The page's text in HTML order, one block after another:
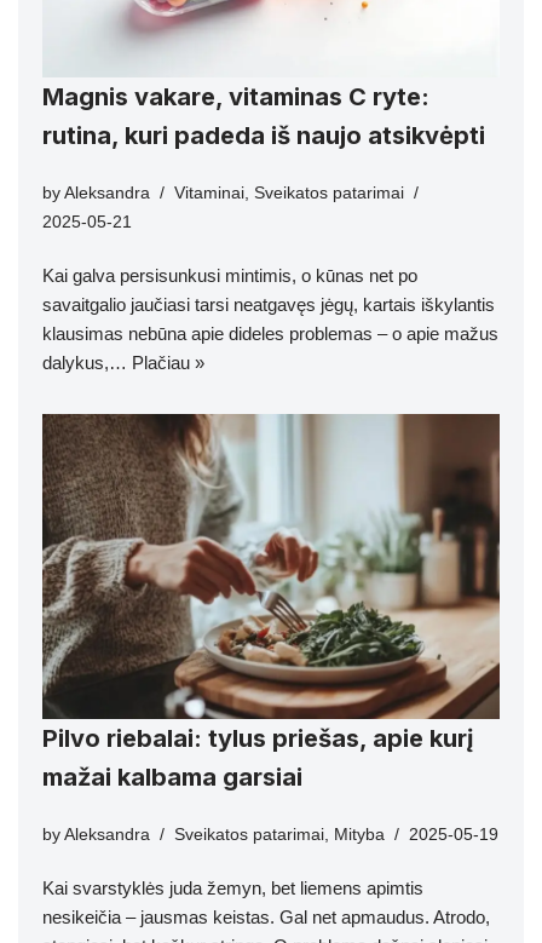
Magnis vakare, vitaminas C ryte:
rutina, kuri padeda iš naujo atsikvėpti
by Aleksandra Vitaminai Sveikatos patarimai
2025-05-21
Kai galva persisunkusi mintimis, o kūnas net po
savaitgalio jaučiasi tarsi neatgavęs jėgų, kartais iškylantis
klausimas nebūna apie dideles problemas – o apie mažus
dalykus,… Plačiau »
Pilvo riebalai: tylus priešas, apie kurį
mažai kalbama garsiai
by Aleksandra Sveikatos patarimai Mityba 2025-05-19
Kai svarstyklės juda žemyn, bet liemens apimtis
nesikeičia – jausmas keistas. Gal net apmaudus. Atrodo,